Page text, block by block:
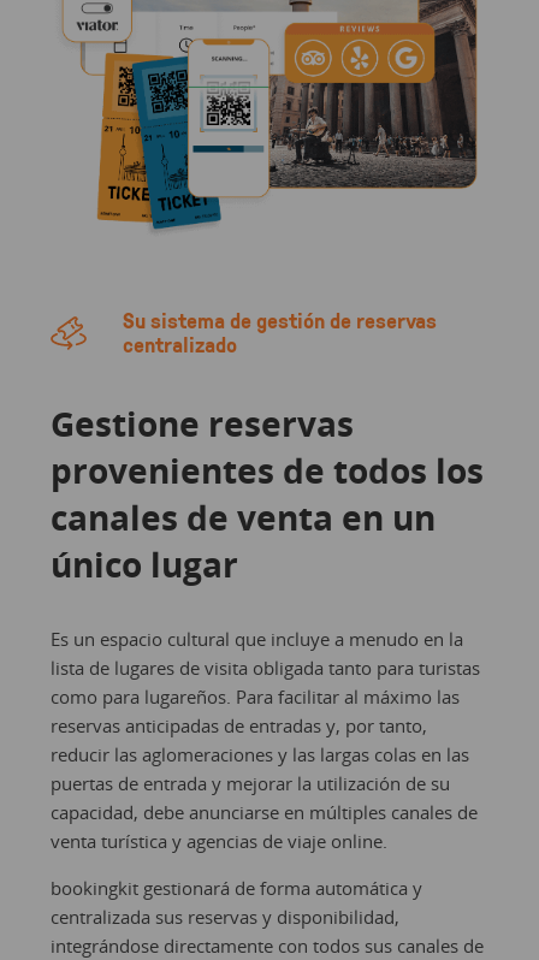
Su sistema de gestión de reservas
centralizado
Gestione reservas
provenientes de todos los
canales de venta en un
único lugar
Es un espacio cultural que incluye a menudo en la
lista de lugares de visita obligada tanto para turistas
como para lugareños. Para facilitar al máximo las
reservas anticipadas de entradas y, por tanto,
reducir las aglomeraciones y las largas colas en las
puertas de entrada y mejorar la utilización de su
capacidad, debe anunciarse en múltiples canales de
venta turística y agencias de viaje online.
bookingkit gestionará de forma automática y
centralizada sus reservas y disponibilidad,
integrándose directamente con todos sus canales de